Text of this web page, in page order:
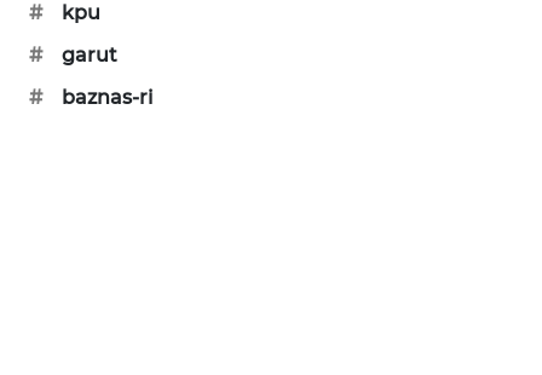
#
kpu
#
garut
#
baznas-ri
SONYA
ASA